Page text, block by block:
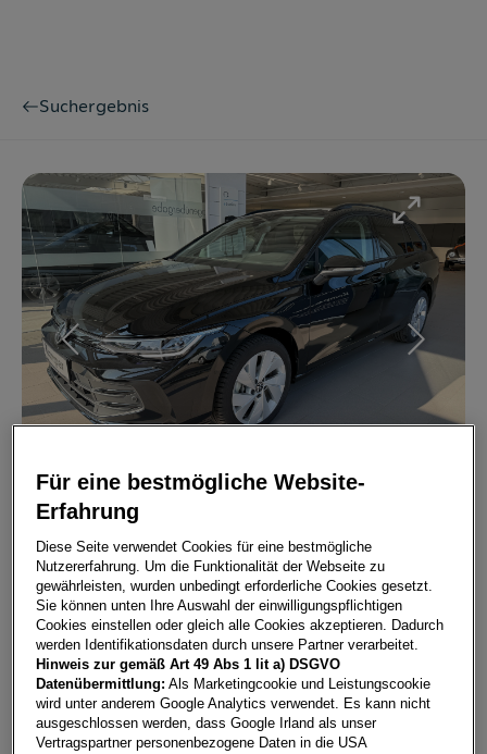
Suchergebnis
Golf Variant Business TDI
7000 Eisenstadt
Leasing Kredit
€304,51**
pro Monat
Für eine bestmögliche Website-
Erfahrung
Diese Seite verwendet Cookies für eine bestmögliche
Nutzererfahrung. Um die Funktionalität der Webseite zu
gewährleisten, wurden unbedingt erforderliche Cookies gesetzt.
Sie können unten Ihre Auswahl der einwilligungspflichtigen
Cookies einstellen oder gleich alle Cookies akzeptieren. Dadurch
werden Identifikationsdaten durch unsere Partner verarbeitet.
Hinweis zur gemäß Art 49 Abs 1 lit a) DSGVO
Datenübermittlung: Als Marketingcookie und Leistungscookie
wird unter anderem Google Analytics verwendet. Es kann nicht
ausgeschlossen werden, dass Google Irland als unser
Vertragspartner personenbezogene Daten in die USA